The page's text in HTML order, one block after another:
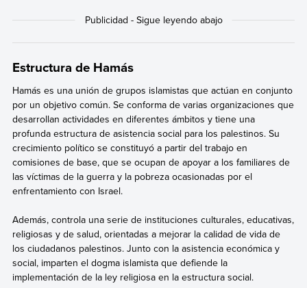
Estructura de Hamás
Hamás es una unión de grupos islamistas que actúan en conjunto
por un objetivo común. Se conforma de varias organizaciones que
desarrollan actividades en diferentes ámbitos y tiene una
profunda estructura de asistencia social para los palestinos. Su
crecimiento político se constituyó a partir del trabajo en
comisiones de base, que se ocupan de apoyar a los familiares de
las víctimas de la guerra y la pobreza ocasionadas por el
enfrentamiento con Israel.
Además, controla una serie de instituciones culturales, educativas,
religiosas y de salud, orientadas a mejorar la calidad de vida de
los ciudadanos palestinos. Junto con la asistencia económica y
social, imparten el dogma islamista que defiende la
implementación de la ley religiosa en la estructura social.